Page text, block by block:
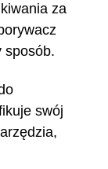
za
sposób.
swój